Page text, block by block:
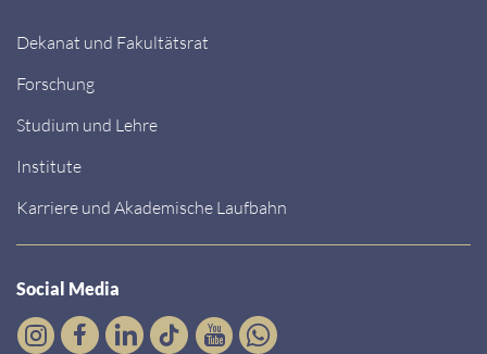
Dekanat und Fakultätsrat
Forschung
Studium und Lehre
Institute
Karriere und Akademische Laufbahn
Social Media